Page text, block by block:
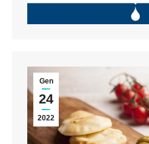
Gen
24
2022